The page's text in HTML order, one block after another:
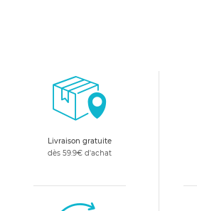
Livraison gratuite
dès 59.9€ d'achat